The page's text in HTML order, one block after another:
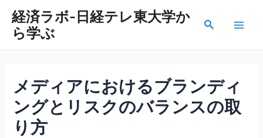
経済ラボ-日経テレ東大学か
ら学ぶ
検
メディアにおけるブランディ
ングとリスクのバランスの取
り方